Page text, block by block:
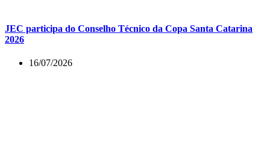
JEC participa do Conselho Técnico da Copa Santa Catarina
2026
16/07/2026